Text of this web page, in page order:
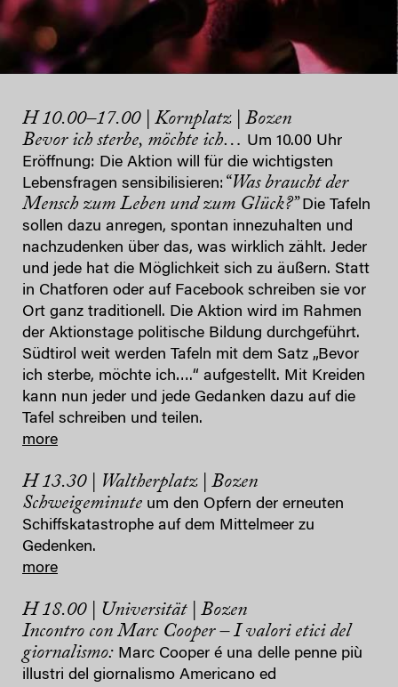
H 10.00–17.00 | Kornplatz | Bozen
Bevor ich sterbe, möchte ich… Um 10.00 Uhr
Eröffnung: Die Aktion will für die wichtigsten
Lebensfragen sensibilisieren: “Was braucht der
Mensch zum Leben und zum Glück?”Die Tafeln
sollen dazu anregen, spontan innezuhalten und
nachzudenken über das, was wirklich zählt. Jeder
und jede hat die Möglichkeit sich zu äußern. Statt
in Chatforen oder auf Facebook schreiben sie vor
Ort ganz traditionell. Die Aktion wird im Rahmen
der Aktionstage politische Bildung durchgeführt.
Südtirol weit werden Tafeln mit dem Satz „Bevor
ich sterbe, möchte ich….“ aufgestellt. Mit Kreiden
kann nun jeder und jede Gedanken dazu auf die
Tafel schreiben und teilen.
more
H 13.30 | Waltherplatz | Bozen
Schweigeminute um den Opfern der erneuten
Schiffskatastrophe auf dem Mittelmeer zu
Gedenken.
more
H 18.00 | Universität | Bozen
Incontro con Marc Cooper –I valori etici del
giornalismo: Marc Cooper é una delle penne più
illustri del giornalismo Americano ed